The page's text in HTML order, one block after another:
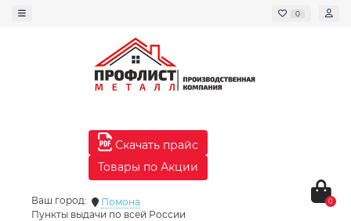
0
Скачать прайс
Товары по Акции
Ваш город:
Помона
Пункты выдачи по всей России
0